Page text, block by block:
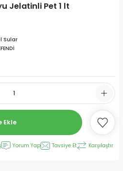
Jelatinli Pet 1 lt
Sular
Ekle
Yorum Yap Tavsiye Et Karşılaştır